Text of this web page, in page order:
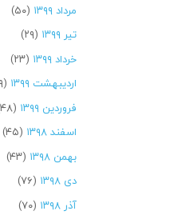
مرداد ۱۳۹۹
(۵۰)
تیر ۱۳۹۹
(۲۹)
خرداد ۱۳۹۹
(۲۳)
اردیبهشت ۱۳۹۹
(۶۹)
فروردین ۱۳۹۹
(۴۸)
اسفند ۱۳۹۸
(۴۵)
بهمن ۱۳۹۸
(۴۳)
دی ۱۳۹۸
(۷۶)
آذر ۱۳۹۸
(۷۰)